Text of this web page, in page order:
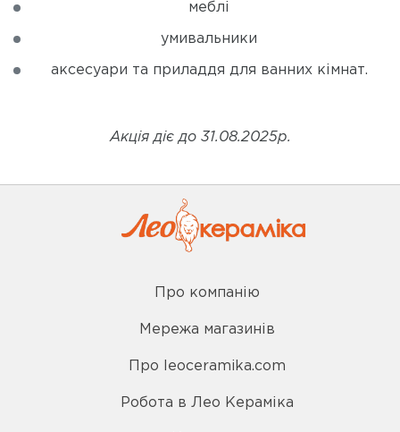
меблі
умивальники
аксесуари та приладдя для ванних кімнат.
Акція діє до 31.08.2025р.
Про компанію
Мережа магазинів
Про leoceramika.com
Робота в Лео Кераміка